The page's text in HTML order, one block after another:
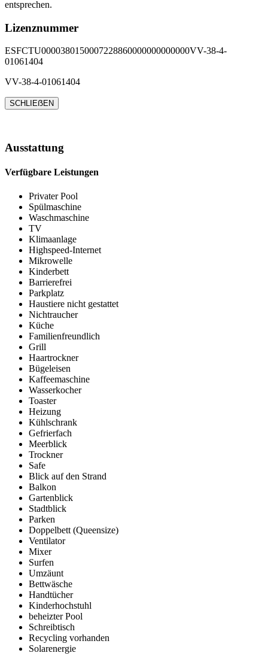
entsprechen.
Lizenznummer
ESFCTU0000380150007228860000000000000VV-38-4-
01061404
VV-38-4-01061404
SCHLIEẞEN
Ausstattung
Verfügbare Leistungen
Privater Pool
Spülmaschine
Waschmaschine
TV
Klimaanlage
Highspeed-Internet
Mikrowelle
Kinderbett
Barrierefrei
Parkplatz
Haustiere nicht gestattet
Nichtraucher
Küche
Familienfreundlich
Grill
Haartrockner
Bügeleisen
Kaffeemaschine
Wasserkocher
Toaster
Heizung
Kühlschrank
Gefrierfach
Meerblick
Trockner
Safe
Blick auf den Strand
Balkon
Gartenblick
Stadtblick
Parken
Doppelbett (Queensize)
Ventilator
Mixer
Surfen
Umzäunt
Bettwäsche
Handtücher
Kinderhochstuhl
beheizter Pool
Schreibtisch
Recycling vorhanden
Solarenergie